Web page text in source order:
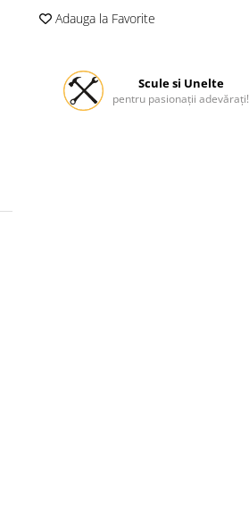
Adauga la Favorite
Scule si Unelte
pentru pasionații adevărați!